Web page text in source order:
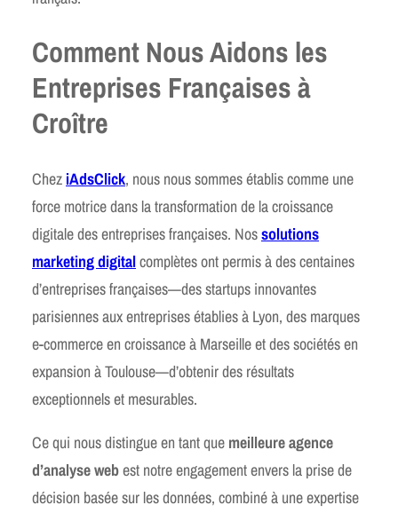
Comment Nous Aidons les
Entreprises Françaises à
Croître
Chez iAdsClick, nous nous sommes établis comme une
force motrice dans la transformation de la croissance
digitale des entreprises françaises. Nossolutions
marketing digitalcomplètes ont permis à des centaines
d’entreprises françaises—des startups innovantes
parisiennes aux entreprises établies à Lyon, des marques
e-commerce en croissance à Marseille et des sociétés en
expansion à Toulouse—d’obtenir des résultats
exceptionnels et mesurables.
Ce qui nous distingue en tant que meilleure agence
d’analyse webest notre engagement envers la prise de
décision basée sur les données, combiné à une expertise